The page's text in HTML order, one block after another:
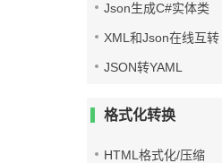
Json生成C#实体类
XML和Json在线互转
JSON转YAML
格式化转换
HTML格式化/压缩